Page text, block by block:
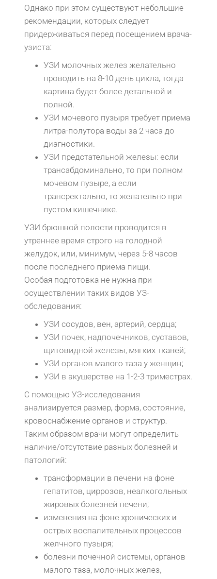
Однако при этом существуют небольшие
рекомендации, которых следует
придерживаться перед посещением врача-
узиста:
УЗИ молочных желез желательно
проводить на 8-10 день цикла, тогда
картина будет более детальной и
полной.
УЗИ мочевого пузыря требует приема
литра-полутора воды за 2 часа до
диагностики.
УЗИ предстательной железы: если
трансабдоминально, то при полном
мочевом пузыре, а если
трансректально, то желательно при
пустом кишечнике.
УЗИ брюшной полости проводится в
утреннее время строго на голодной
желудок, или, минимум, через 5-8 часов
после последнего приема пищи.
Особая подготовка не нужна при
осуществлении таких видов УЗ-
обследования:
УЗИ сосудов, вен, артерий, сердца;
УЗИ почек, надпочечников, суставов,
щитовидной железы, мягких тканей;
УЗИ органов малого таза у женщин;
УЗИ в акушерстве на 1-2-3 триместрах.
С помощью УЗ-исследования
анализируется размер, форма, состояние,
кровоснабжение органов и структур.
Таким образом врачи могут определить
наличие/отсутствие разных болезней и
патологий:
трансформации в печени на фоне
гепатитов, циррозов, неалкогольных
жировых болезней печени;
изменения на фоне хронических и
острых воспалительных процессов
желчного пузыря;
болезни почечной системы, органов
малого таза, молочных желез,